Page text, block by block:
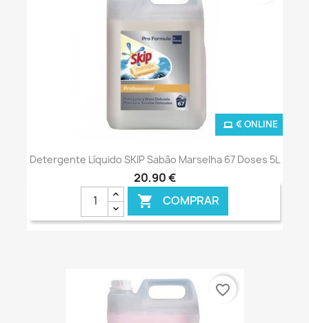
Detergente Líquido SKIP Sabão Marselha 67 Doses 5L
20,90 €
 COMPRAR
€ ONLINE
favorite_border